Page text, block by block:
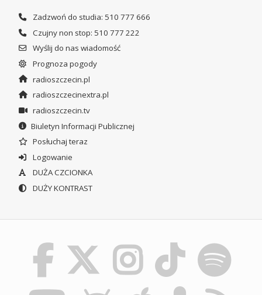
Zadzwoń do studia: 510 777 666
Czujny non stop: 510 777 222
Wyślij do nas wiadomość
Prognoza pogody
radioszczecin.pl
radioszczecinextra.pl
radioszczecin.tv
Biuletyn Informacji Publicznej
Posłuchaj teraz
Logowanie
DUŻA CZCIONKA
DUŻY KONTRAST